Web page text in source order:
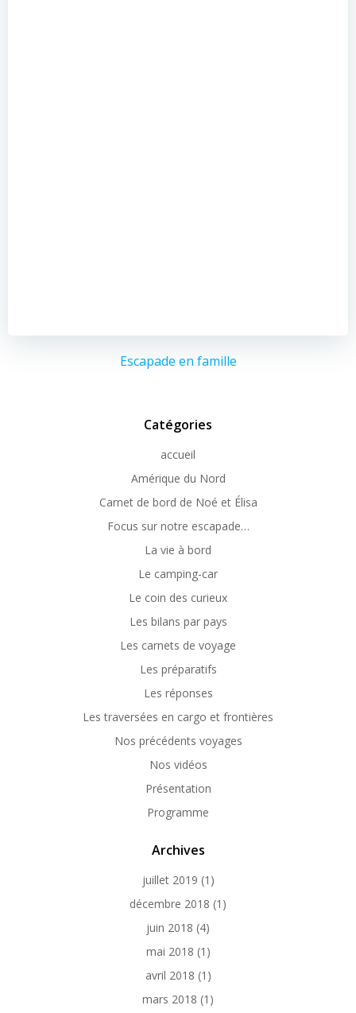
Escapade en famille
Catégories
accueil
Amérique du Nord
Carnet de bord de Noé et Élisa
Focus sur notre escapade…
La vie à bord
Le camping-car
Le coin des curieux
Les bilans par pays
Les carnets de voyage
Les préparatifs
Les réponses
Les traversées en cargo et frontières
Nos précédents voyages
Nos vidéos
Présentation
Programme
Archives
juillet 2019 (1)
décembre 2018 (1)
juin 2018 (4)
mai 2018 (1)
avril 2018 (1)
mars 2018 (1)